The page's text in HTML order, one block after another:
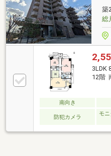
い方資金・支払い計
えの方無料相談受付中
い！
築
総
3LDK
12階
南向き
防犯カメラ
モ